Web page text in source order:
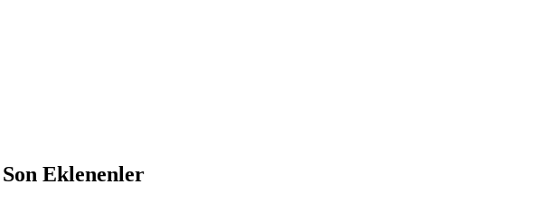
Eklenenler